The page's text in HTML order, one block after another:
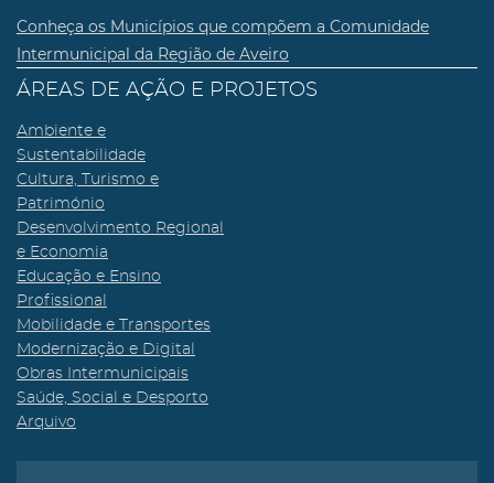
Conheça os Municípios que compõem a Comunidade
Intermunicipal da Região de Aveiro
ÁREAS DE AÇÃO E PROJETOS
Ambiente e
Sustentabilidade
Cultura, Turismo e
Património
Desenvolvimento Regional
e Economia
Educação e Ensino
Profissional
Mobilidade e Transportes
Modernização e Digital
Obras Intermunicipais
Saúde, Social e Desporto
Arquivo